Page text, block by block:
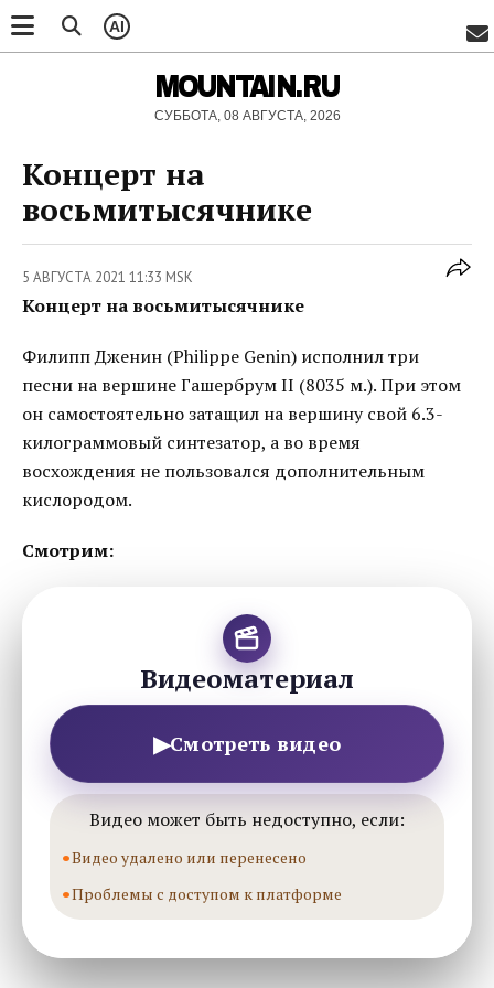
AI
MOUNTAIN.RU
СУББОТА, 08 АВГУСТА, 2026
Концерт на
восьмитысячнике
5 АВГУСТА 2021 11:33 MSK
Концерт на восьмитысячнике
Филипп Дженин (Philippe Genin) исполнил три
песни на вершине Гашербрум II (8035 м.). При этом
он самостоятельно затащил на вершину свой 6.3-
килограммовый синтезатор, а во время
восхождения не пользовался дополнительным
кислородом.
Смотрим:
Видеоматериал
▶Смотреть видео
Видео может быть недоступно, если:
Видео удалено или перенесено
Проблемы с доступом к платформе